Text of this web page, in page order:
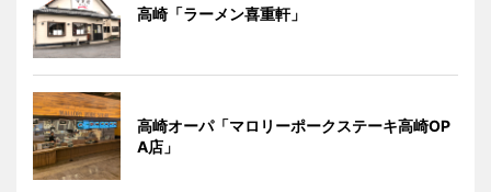
高崎「ラーメン喜重軒」
高崎オーパ「マロリーポークステーキ高崎OP
A店」